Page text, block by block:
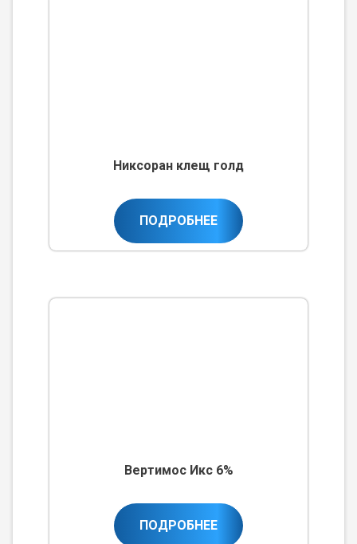
Никсоран клещ голд
ПОДРОБНЕЕ
Вертимос Икс 6%
ПОДРОБНЕЕ